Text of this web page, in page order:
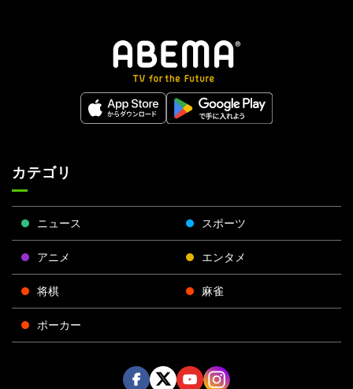
カテゴリ
ニュース スポーツ
アニメ エンタメ
将棋 麻雀
ポーカー